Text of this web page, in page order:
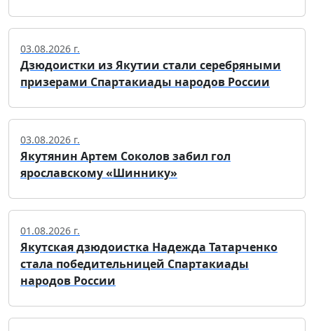
03.08.2026 г.
Дзюдоистки из Якутии стали серебряными
призерами Спартакиады народов России
03.08.2026 г.
Якутянин Артем Соколов забил гол
ярославскому «Шиннику»
01.08.2026 г.
Якутская дзюдоистка Надежда Татарченко
стала победительницей Спартакиады
народов России